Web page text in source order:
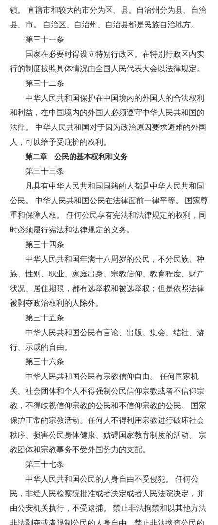
镇。 直辖市和较大的市分为区、县。自治州分为县、自治
县、市。 自治区、自治州、自治县都是民族自治地方。
第三十一条
国家在必要时得设立特别行政区。在特别行政区内实
行的制度按照具体情况由全国人民代表大会以法律规定。
第三十二条
中华人民共和国保护在中国境内的外国人的合法权利
和利益，在中国境内的外国人必须遵守中华人民共和国的
法律。 中华人民共和国对于因为政治原因要求避难的外国
人，可以给予受庇护的权利。
第二章 公民的基本权利和义务
第三十三条
凡具有中华人民共和国国籍的人都是中华人民共和国
公民。 中华人民共和国公民在法律面前一律平等。 国家尊
重和保障人权。 任何公民享有宪法和法律规定的权利，同
时必须履行宪法和法律规定的义务。
第三十四条
中华人民共和国年满十八周岁的公民，不分民族、种
族、性别、职业、家庭出身、宗教信仰、教育程度、财产
状况、居住期限，都有选举权和被选举权；但是依照法律
被剥夺政治权利的人除外。
第三十五条
中华人民共和国公民有言论、出版、集会、结社、游
行、示威的自由。
第三十六条
中华人民共和国公民有宗教信仰自由。 任何国家机
关、社会团体和个人不得强制公民信仰宗教或者不信仰宗
教，不得歧视信仰宗教的公民和不信仰宗教的公民。 国家
保护正常的宗教活动。任何人不得利用宗教进行破坏社会
秩序、损害公民身体健康、妨碍国家教育制度的活动。 宗
教团体和宗教事务不受外国势力的支配。
第三十七条
中华人民共和国公民的人身自由不受侵犯。 任何公
民，非经人民检察院批准或者决定或者人民法院决定，并
由公安机关执行，不受逮捕。 禁止非法拘禁和以其他方法
非法剥夺或者限制公民的人身自由，禁止非法搜查公民的